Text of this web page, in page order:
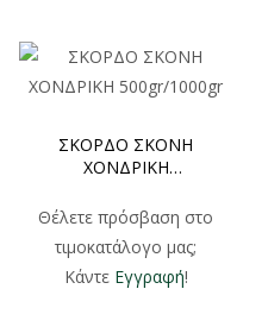
ΣΚΟΡΔΟ ΣΚΟΝΗ
ΧΟΝΔΡΙΚΗ
Θέλετε πρόσβαση στο
τιμοκατάλογο μας;
Κάντε Εγγραφή!